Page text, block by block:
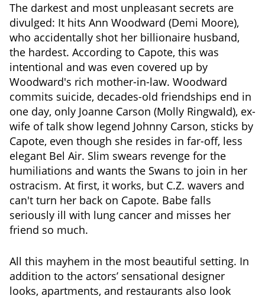
The darkest and most unpleasant secrets are
divulged: It hits Ann Woodward (Demi Moore),
who accidentally shot her billionaire husband,
the hardest. According to Capote, this was
intentional and was even covered up by
Woodward's rich mother-in-law. Woodward
commits suicide, decades-old friendships end in
one day, only Joanne Carson (Molly Ringwald), ex-
wife of talk show legend Johnny Carson, sticks by
Capote, even though she resides in far-off, less
elegant Bel Air. Slim swears revenge for the
humiliations and wants the Swans to join in her
ostracism. At first, it works, but C.Z. wavers and
can't turn her back on Capote. Babe falls
seriously ill with lung cancer and misses her
friend so much.
All this mayhem in the most beautiful setting. In
addition to the actors’ sensational designer
looks, apartments, and restaurants also look